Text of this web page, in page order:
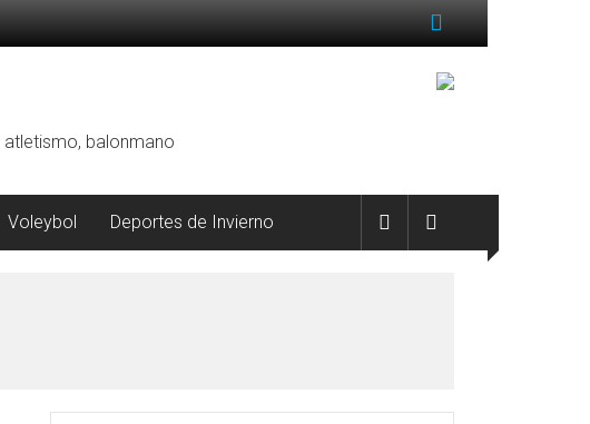
atletismo, balonmano
Voleybol Deportes de Invierno